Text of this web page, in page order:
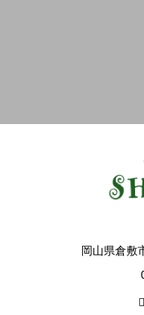
岡山県倉敷